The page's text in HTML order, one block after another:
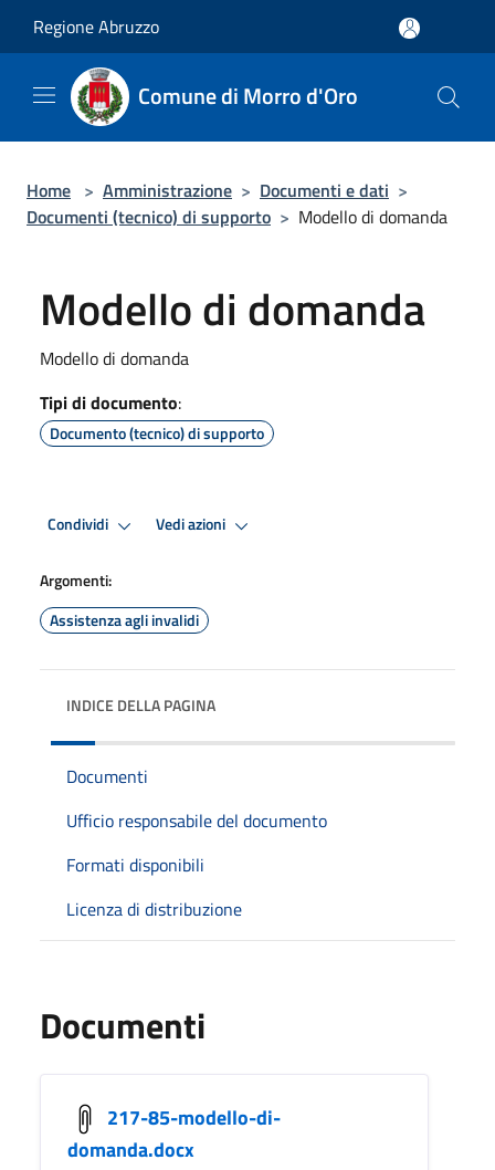
Regione Abruzzo
Comune di Morro d'Oro
Home > Amministrazione > Documenti e dati >
Documenti (tecnico) di supporto > Modello di domanda
Modello di domanda
Modello di domanda
Tipi di documento:
Documento (tecnico) di supporto
Condividi Vedi azioni
Argomenti:
Assistenza agli invalidi
INDICE DELLA PAGINA
Documenti
Ufficio responsabile del documento
Formati disponibili
Licenza di distribuzione
Documenti
217-85-modello-di-
domanda.docx